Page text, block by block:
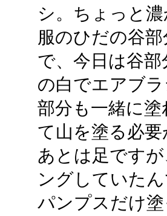
シ。ちょっと
服のひだの谷
で、今日は谷
の白でエアブ
部分も一緒に
て山を塗る必要
あとは足です
ングしていた
パンプスだけ